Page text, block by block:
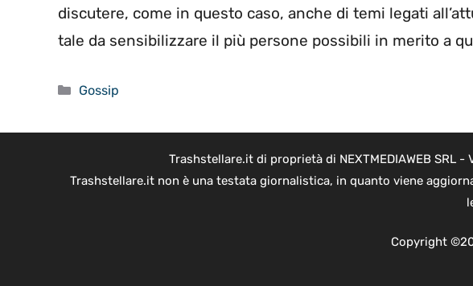
discutere, come in questo caso, anche di temi legati
tale da sensibilizzare il più persone possibili in merito a
Categorie
Gossip
Trashstellare.it di proprietà di NEXTMEDIAWEB SRL
Trashstellare.it non è una testata giornalistica, in quanto viene
Copyright